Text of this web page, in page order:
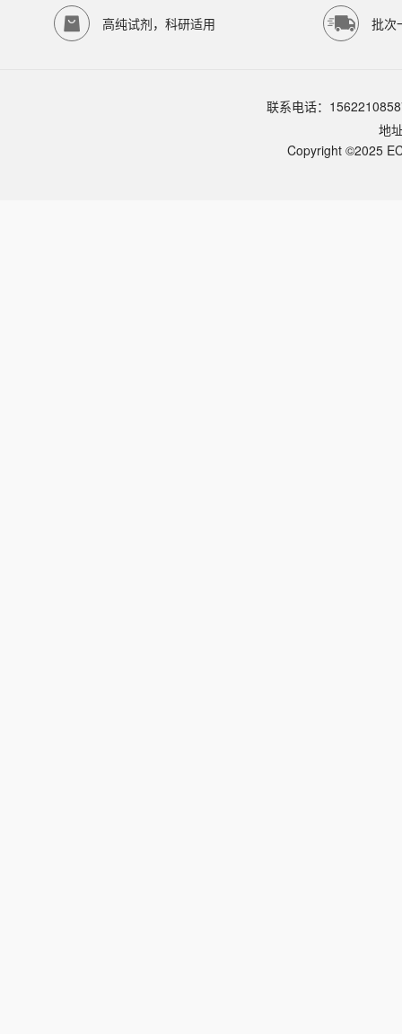
高纯试剂，科研适用 批次
联系电话：
地
Copyright ©2025